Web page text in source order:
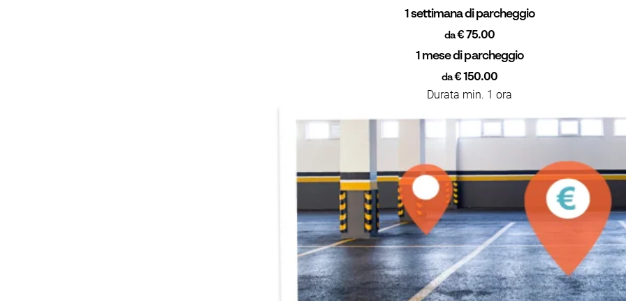
1 settimana di parcheggio
da€ 75.00
1 mese di parcheggio
da€ 150.00
Durata min. 1 ora